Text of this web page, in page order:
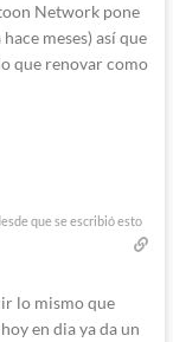
Network pone
meses) así que
que renovar como
que se escribió esto
lo mismo que
en dia ya da un